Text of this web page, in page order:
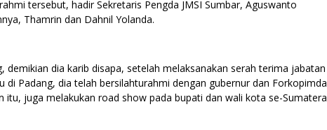
tersebut, hadir Sekretaris Pengda JMSI Sumbar, Aguswanto
Thamrin dan Dahnil Yolanda.
demikian dia karib disapa, setelah melaksanakan serah terima jabatan
di Padang, dia telah bersilahturahmi dengan gubernur dan Forkopimda
itu, juga melakukan road show pada bupati dan wali kota se-Sumatera